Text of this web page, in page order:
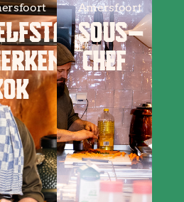
Amersfoort
SOUS-
CHEF